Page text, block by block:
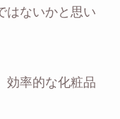
はないかと思い
効率的な化粧品